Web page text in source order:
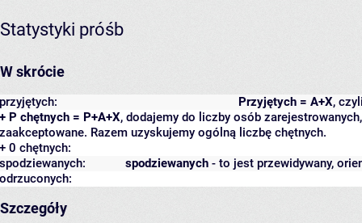
Statystyki próśb
W skrócie
Przyjętych = A+X,
przyjętych:
+ P chętnych = P+A+X, dodajemy do liczby osób
zaakceptowane. Razem uzyskujemy ogólną liczbę chętnych.
+ 0 chętnych:
spodziewanych - to jest przewidywany,
spodziewanych:
odrzuconych:
Szczegóły